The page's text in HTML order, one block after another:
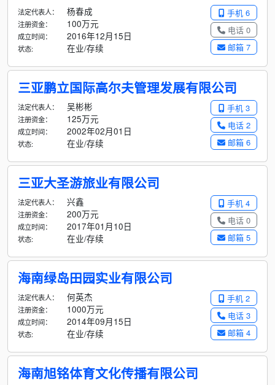
手机 6
电话 0
邮箱 7
法定代表人： 杨春成
注册资金： 100万元
成立时间： 2016年12月15日
状态: 在业/存续
三亚鹏立国际高尔夫管理发展有限公司
手机 3
电话 2
邮箱 6
法定代表人： 吴彬彬
注册资金： 125万元
成立时间： 2002年02月01日
状态: 在业/存续
三亚大圣游旅业有限公司
手机 4
电话 0
邮箱 5
法定代表人： 兴鑫
注册资金： 200万元
成立时间： 2017年01月10日
状态: 在业/存续
海南绿岛田园实业有限公司
手机 2
电话 3
邮箱 4
法定代表人： 何英杰
注册资金： 1000万元
成立时间： 2014年09月15日
状态: 在业/存续
海南旭铭体育文化传播有限公司